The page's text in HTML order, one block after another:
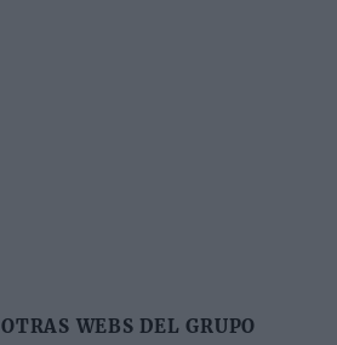
OTRAS WEBS DEL GRUPO